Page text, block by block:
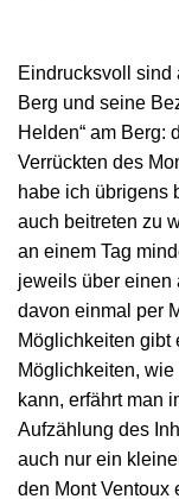
Eindrucksvoll sind
Berg und seine
Helden“ am Berg:
Verrückten des
habe ich übrigens
auch beitreten zu
an einem Tag
jeweils über einen
davon einmal per
Möglichkeiten gibt
Möglichkeiten,
kann, erfährt man
Aufzählung des
auch nur ein
den Mont Ventoux